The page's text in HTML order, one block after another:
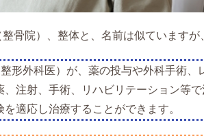
骨院）、整体と、名前は似ていますが
形外科医）が、薬の投与や外科手術、
、注射、手術、リハビリテーション等
適応し治療することができます。